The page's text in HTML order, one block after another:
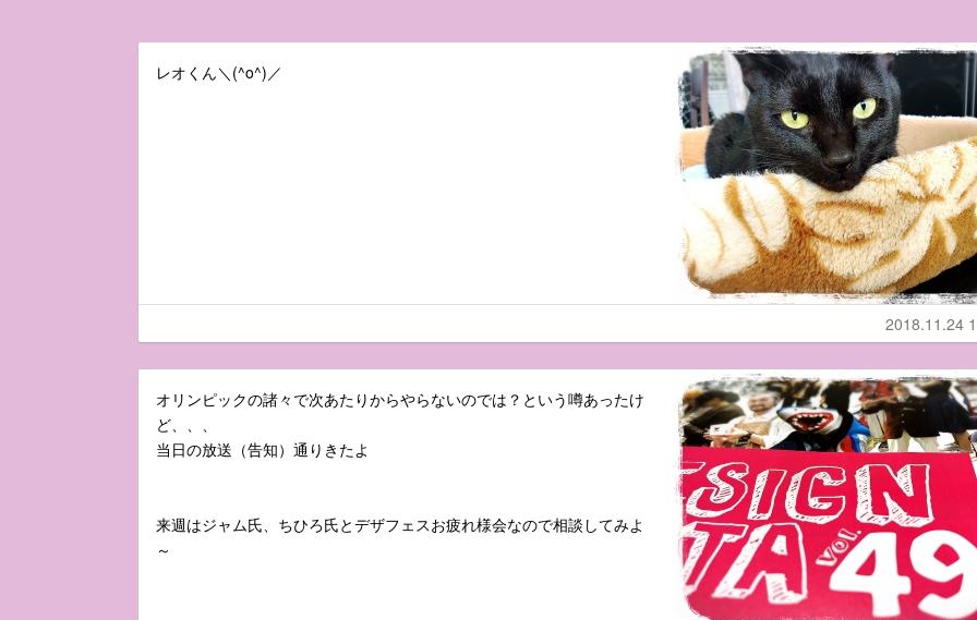
レオくん＼(^o^)／
2018.11.24
オリンピックの諸々で次あたりからやらないのでは？という噂あったけ
ど、、、
当日の放送（告知）通りきたよ
来週はジャム氏、ちひろ氏とデザフェスお疲れ様会なので相談してみよ
～